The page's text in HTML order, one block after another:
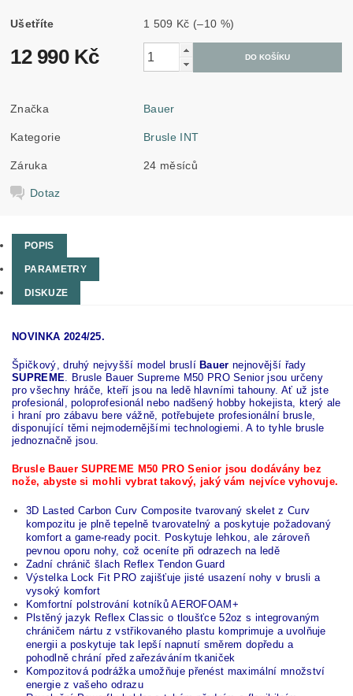
Ušetříte 1 509 Kč (–10 %)
12 990 Kč
Značka Bauer
Kategorie Brusle INT
Záruka 24 měsíců
Dotaz
POPIS
PARAMETRY
DISKUZE
NOVINKA 2024/25.
Špičkový, druhý nejvyšší model bruslíBauer nejnovější řady
SUPREME. Brusle Bauer Supreme M50 PRO Senior jsou určeny
pro všechny hráče, kteří jsou na ledě hlavními tahouny. Ať už jste
profesionál, poloprofesionál nebo nadšený hobby hokejista, který ale
i hraní pro zábavu bere vážně, potřebujete profesionální brusle,
disponující těmi nejmodernějšími technologiemi. A to tyhle brusle
jednoznačně jsou.
Brusle Bauer SUPREME M50 PRO Senior jsou dodávány bez
nože, abyste si mohli vybrat takový, jaký vám nejvíce vyhovuje.
3D Lasted Carbon Curv Composite tvarovaný skelet z Curv
kompozitu je plně tepelně tvarovatelný a poskytuje požadovaný
komfort a game-ready pocit. Poskytuje lehkou, ale zároveň
pevnou oporu nohy, což oceníte při odrazech na ledě
Zadní chránič šlach Reflex Tendon Guard
Výstelka Lock Fit PRO zajišťuje jisté usazení nohy v brusli a
vysoký komfort
Komfortní polstrování kotníků AEROFOAM+
Plstěný jazyk Reflex Classic o tloušťce 52oz s integrovaným
chráničem nártu z vstřikovaného plastu komprimuje a uvolňuje
energii a poskytuje tak lepší napnutí směrem dopředu a
pohodlně chrání před zařezáváním tkaniček
Kompozitová podrážka umožňuje přenést maximální množství
energie z vašeho odrazu